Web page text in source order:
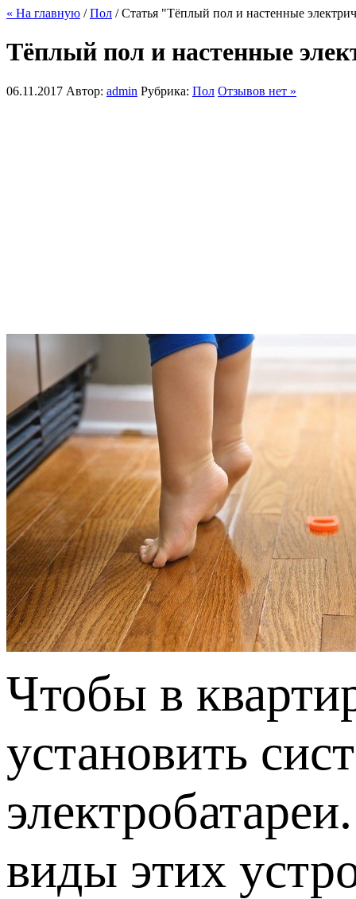
« На главную /Пол / Статья "Тёплый пол и настенные
Тёплый пол и настенные
06.11.2017 Автор: admin Рубрика: Пол Отзывов нет »
Чтобы в
установить
виды этих